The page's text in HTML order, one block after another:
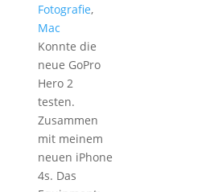
Fotografie,
Mac
Konnte die
neue GoPro
Hero 2
testen.
Zusammen
mit meinem
neuen iPhone
4s. Das